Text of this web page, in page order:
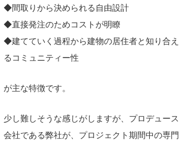
◆間取りから決められる自由設計
◆直接発注のためコストが明瞭
◆建てていく過程から建物の居住者と知り合え
るコミュニティー性
が主な特徴です。
少し難しそうな感じがしますが、プロデュース
会社である弊社が、プロジェクト期間中の専門